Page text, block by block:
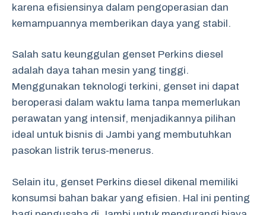
karena efisiensinya dalam pengoperasian dan
kemampuannya memberikan daya yang stabil.
Salah satu keunggulan genset Perkins diesel
adalah daya tahan mesin yang tinggi.
Menggunakan teknologi terkini, genset ini dapat
beroperasi dalam waktu lama tanpa memerlukan
perawatan yang intensif, menjadikannya pilihan
ideal untuk bisnis di Jambi yang membutuhkan
pasokan listrik terus-menerus.
Selain itu, genset Perkins diesel dikenal memiliki
konsumsi bahan bakar yang efisien. Hal ini penting